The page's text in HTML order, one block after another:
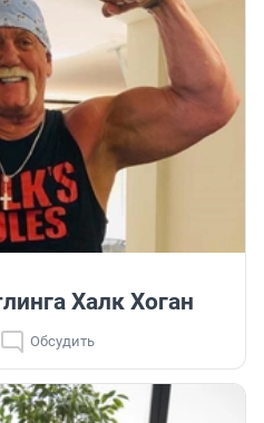
Халк Хоган
Обсудить